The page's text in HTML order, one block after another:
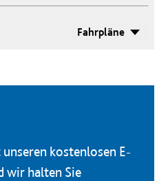
Fahrpläne
kostenlosen E-
wir halten Sie